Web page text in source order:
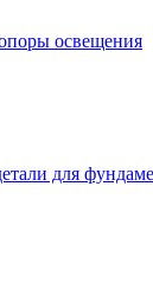
освещения
для